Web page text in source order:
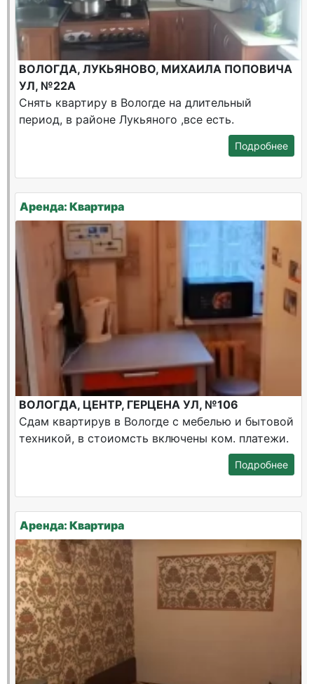
ВОЛОГДА, ЛУКЬЯНОВО, МИХАИЛА ПОПОВИЧА
УЛ, №22А
Снять квартиру в Вологде на длительный
период, в районе Лукьяного ,все есть.
Подробнее
Аренда: Квартира
ВОЛОГДА, ЦЕНТР, ГЕРЦЕНА УЛ, №106
Сдам квартирув в Вологде с мебелью и бытовой
техникой, в стоиомсть включены ком. платежи.
Подробнее
Аренда: Квартира